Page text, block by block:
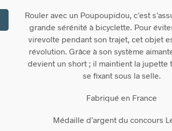
Rouler avec un Poupoupidou, c’est
grande sérénité à bicyclette. Pour
virevolte pendant son trajet, cet objet
révolution. Grâce à son système
devient un short ; il maintient la jupette
se fixant sous la selle.
Fabriqué en France
Médaille d’argent du concours